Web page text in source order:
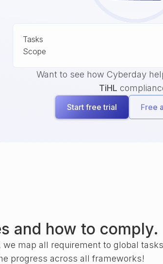
Tasks
Scope
Want to see how Cyberday
TiHL
Start free trial Free
and how to comply.
map all requirement to global
progress across all frameworks!